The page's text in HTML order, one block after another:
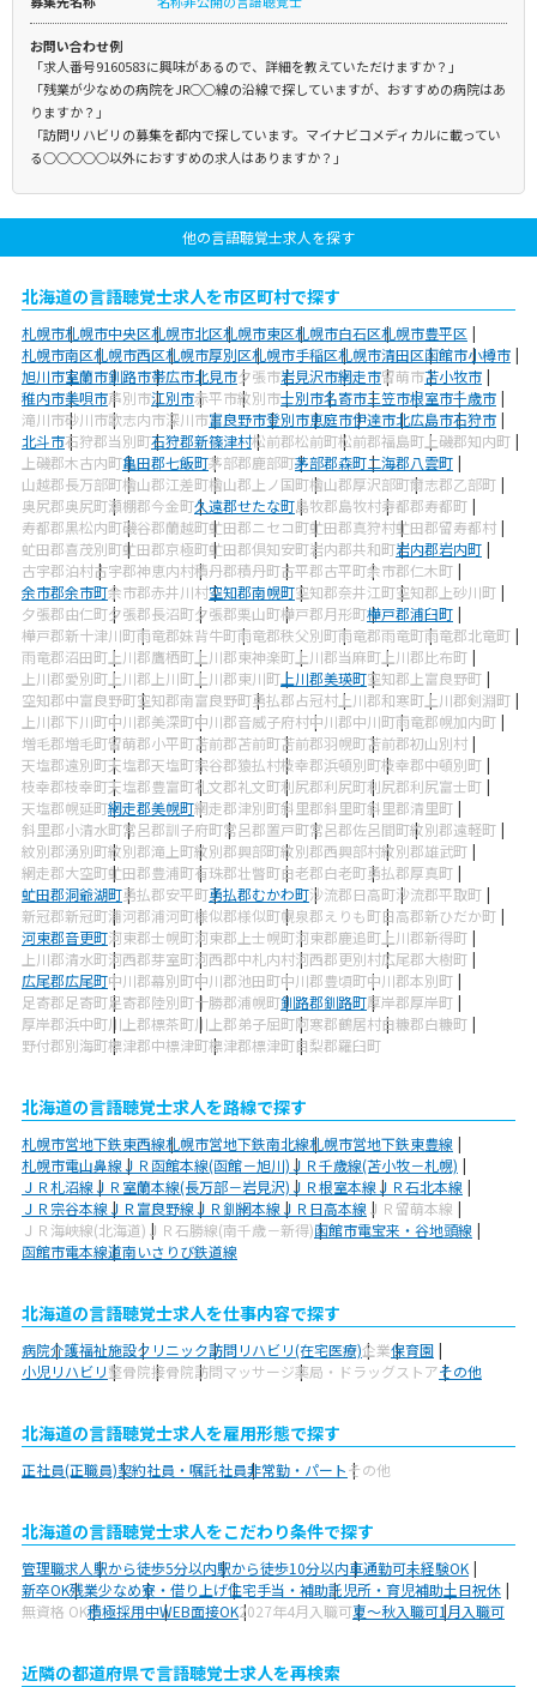
お問い合わせ例
「求人番号9160583に興味があるので、詳細を教えていただけますか？」
「残業が少なめの病院をJR○○線の沿線で探していますが、おすすめの病院はあ
りますか？」
「訪問リハビリの募集を都内で探しています。マイナビコメディカルに載ってい
る○○○○○以外におすすめの求人はありますか？」
他の言語聴覚士求人を探す
北海道の言語聴覚士求人を市区町村で探す
札幌市札幌市中央区札幌市北区札幌市東区札幌市白石区札幌市豊平区
札幌市南区札幌市西区札幌市厚別区札幌市手稲区札幌市清田区函館市小樽市
旭川市室蘭市釧路市帯広市北見市夕張市岩見沢市網走市留萌市苫小牧市
稚内市美唄市芦別市江別市赤平市紋別市士別市名寄市三笠市根室市千歳市
滝川市砂川市歌志内市深川市富良野市登別市恵庭市伊達市北広島市石狩市
北斗市石狩郡当別町石狩郡新篠津村松前郡松前町松前郡福島町 上磯郡知内町
上磯郡木古内町亀田郡七飯町茅部郡鹿部町茅部郡森町二海郡八雲町
山越郡長万部町檜山郡江差町檜山郡上ノ国町檜山郡厚沢部町爾志郡乙部町
奥尻郡奥尻町瀬棚郡今金町久遠郡せたな町島牧郡島牧村寿都郡寿都町
寿都郡黒松内町磯谷郡蘭越町虻田郡ニセコ町虻田郡真狩村虻田郡留寿都村
虻田郡喜茂別町虻田郡京極町虻田郡倶知安町岩内郡共和町岩内郡岩内町
古宇郡泊村古宇郡神恵内村積丹郡積丹町古平郡古平町余市郡仁木町
余市郡余市町余市郡赤井川村空知郡南幌町空知郡奈井江町空知郡上砂川町
夕張郡由仁町夕張郡長沼町夕張郡栗山町樺戸郡月形町樺戸郡浦臼町
樺戸郡新十津川町雨竜郡妹背牛町雨竜郡秩父別町雨竜郡雨竜町雨竜郡北竜町
雨竜郡沼田町 上川郡鷹栖町 上川郡東神楽町 上川郡当麻町 上川郡比布町
上川郡愛別町 上川郡上川町 上川郡東川町 上川郡美瑛町空知郡上富良野町
空知郡中富良野町空知郡南富良野町勇払郡占冠村 上川郡和寒町 上川郡剣淵町
上川郡下川町中川郡美深町中川郡音威子府村中川郡中川町雨竜郡幌加内町
増毛郡増毛町留萌郡小平町苫前郡苫前町苫前郡羽幌町苫前郡初山別村
天塩郡遠別町天塩郡天塩町宗谷郡猿払村枝幸郡浜頓別町枝幸郡中頓別町
枝幸郡枝幸町天塩郡豊富町礼文郡礼文町利尻郡利尻町利尻郡利尻富士町
天塩郡幌延町網走郡美幌町網走郡津別町斜里郡斜里町斜里郡清里町
斜里郡小清水町常呂郡訓子府町常呂郡置戸町常呂郡佐呂間町紋別郡遠軽町
紋別郡湧別町紋別郡滝上町紋別郡興部町紋別郡西興部村紋別郡雄武町
網走郡大空町虻田郡豊浦町有珠郡壮瞥町白老郡白老町勇払郡厚真町
虻田郡洞爺湖町勇払郡安平町勇払郡むかわ町沙流郡日高町沙流郡平取町
新冠郡新冠町浦河郡浦河町様似郡様似町幌泉郡えりも町日高郡新ひだか町
河東郡音更町河東郡士幌町河東郡上士幌町河東郡鹿追町 上川郡新得町
上川郡清水町河西郡芽室町河西郡中札内村河西郡更別村広尾郡大樹町
広尾郡広尾町中川郡幕別町中川郡池田町中川郡豊頃町中川郡本別町
足寄郡足寄町足寄郡陸別町十勝郡浦幌町釧路郡釧路町厚岸郡厚岸町
厚岸郡浜中町川上郡標茶町川上郡弟子屈町阿寒郡鶴居村白糠郡白糠町
野付郡別海町標津郡中標津町標津郡標津町目梨郡羅臼町
北海道の言語聴覚士求人を路線で探す
札幌市営地下鉄東西線札幌市営地下鉄南北線札幌市営地下鉄東豊線
札幌市電山鼻線ＪＲ函館本線(函館－旭川)ＪＲ千歳線(苫小牧－札幌)
ＪＲ札沼線ＪＲ室蘭本線(長万部－岩見沢)ＪＲ根室本線ＪＲ石北本線
ＪＲ宗谷本線ＪＲ富良野線ＪＲ釧網本線ＪＲ日高本線 ＪＲ留萌本線
ＪＲ海峡線(北海道) ＪＲ石勝線(南千歳－新得)函館市電宝来・谷地頭線
函館市電本線道南いさりび鉄道線
北海道の言語聴覚士求人を仕事内容で探す
病院介護福祉施設クリニック訪問リハビリ(在宅医療)企業保育園
小児リハビリ整骨院接骨院訪問マッサージ薬局・ドラッグストアその他
北海道の言語聴覚士求人を雇用形態で探す
正社員(正職員)契約社員・嘱託社員非常勤・パートその他
北海道の言語聴覚士求人をこだわり条件で探す
管理職求人駅から徒歩5分以内駅から徒歩10分以内車通勤可未経験OK
新卒OK残業少なめ寮・借り上げ住宅手当・補助託児所・育児補助土日祝休
無資格 OK積極採用中WEB面接OK2027年4月入職可夏～秋入職可1月入職可
近隣の都道府県で言語聴覚士求人を再検索